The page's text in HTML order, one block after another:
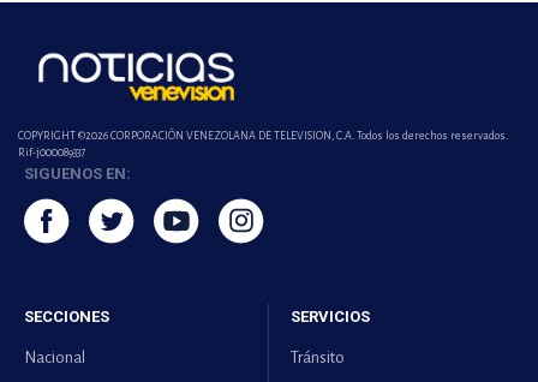
COPYRIGHT ©2026 CORPORACIÓN VENEZOLANA DE TELEVISION, C.A. Todos los derechos reservados.
Rif-j000089337
SIGUENOS EN:
SECCIONES
Nacional
SERVICIOS
Tránsito